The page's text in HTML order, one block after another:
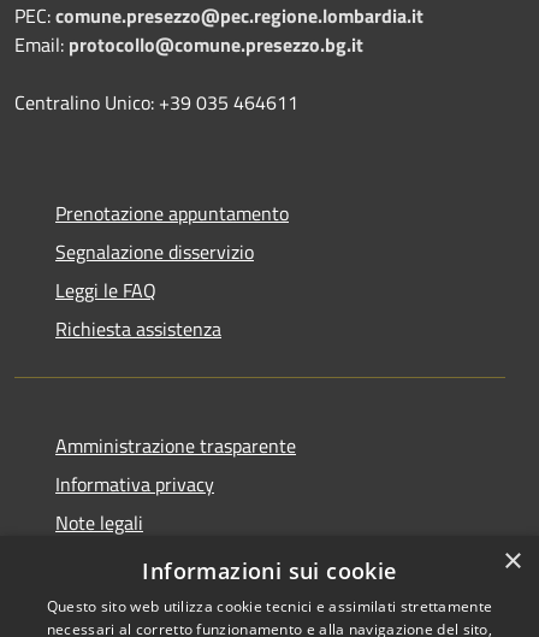
PEC:comune.presezzo@pec.regione.lombardia.it
Email: protocollo@comune.presezzo.bg.it
Centralino Unico: +39 035 464611
Prenotazione appuntamento
Segnalazione disservizio
Leggi le FAQ
Richiesta assistenza
Amministrazione trasparente
Informativa privacy
Note legali
Dichiarazione di accessibilità
×
Informazioni sui cookie
Questo sito web utilizza cookie tecnici e assimilati strettamente
necessari al corretto funzionamento e alla navigazione del sito,